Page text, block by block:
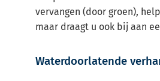
vervangen (door groen),
maar draagt u ook bij aan
Waterdoorlatende